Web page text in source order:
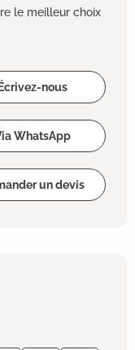
le meilleur choix
Écrivez-nous
WhatsApp
un devis